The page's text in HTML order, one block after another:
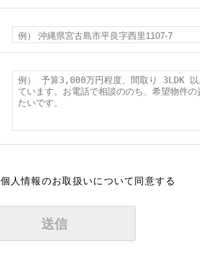
個人情報のお取扱いについて同意する